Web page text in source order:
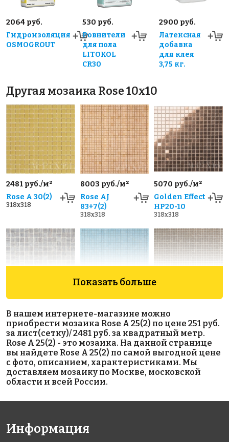
2064 руб.
Гидроизоляция
OSMOGROUT
530 руб.
Ровнители
для пола
LITOKOL
CR30
2900 руб.
Латексная
добавка
для клея
3,75 кг.
Другая мозаика Rose 10x10
2481 руб./м²
Rose A 30(2)
318x318
8003 руб./м²
Rose AJ
83+7(2)
318x318
5070 руб./м²
Golden Effect
HP20-10
318x318
Rose GA 59(1)
318x318
Rose AJ
53+3(1)
318x318
Golden Effect
JN09-10
318x318
7280 руб./м²
6869 руб./м²
Показать больше
В нашем интернете-магазине можно
приобрести мозаика Rose A 25(2) по цене 251 руб.
за лист(сетку)/ 2481 руб. за квадратный метр.
Rose A 25(2) - это мозаика. На данной странице
вы найдете Rose A 25(2) по самой выгодной цене
с фото, описанием, характеристиками. Мы
доставляем мозаику по Москве, московской
области и всей России.
Информация